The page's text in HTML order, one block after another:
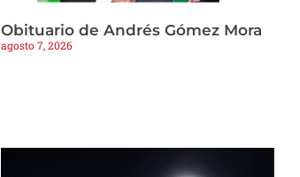
Obituario de Andrés Gómez Mora
agosto 7, 2026